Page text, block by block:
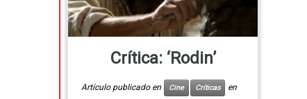
Crítica: ‘Rodin’
Artículo publicado en Cine Críticas
en